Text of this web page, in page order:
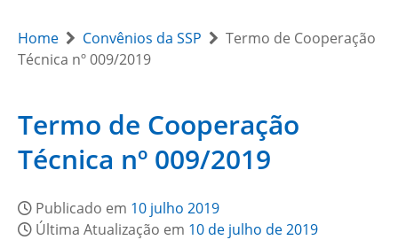
Home Convênios da SSP
Termo de Cooperação
Técnica nº 009/2019
Termo de Cooperação
Técnica nº 009/2019
Publicado em 10 julho 2019
Última Atualização em 10 de julho de 2019